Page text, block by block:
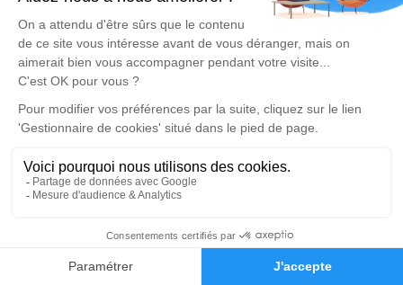
Faire-part Hommages
d'expression dédié à honorer la mémoire de Renaud
LAVANDET.
Un service de plantation d’arbre hommage est
disponible ici
Cérémonie religieuse
Crématorium d'Alès de Saint-Martin-de-
Valgalgues